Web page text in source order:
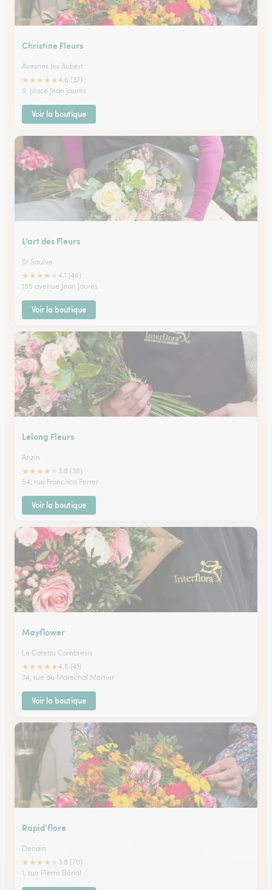
Christine Fleurs
Avesnes les Aubert
★★★★★4.6 (37)
9, place Jean Jaurès
Voir la boutique
L’art des Fleurs
St Saulve
★★★★
4.1 (46)
185 avenue Jean Jaures
Voir la boutique
Lelong Fleurs
Anzin
★★★★
3.8 (38)
54, rue Francisco Ferrer
Voir la boutique
Mayflower
Le Cateau Cambresis
★★★★★4.5 (41)
34, rue du Marechal Mortier
Voir la boutique
Rapid’flore
Denain
★★★★
3.8 (70)
1, rue Pierre Bériot